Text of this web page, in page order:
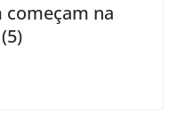
começam na